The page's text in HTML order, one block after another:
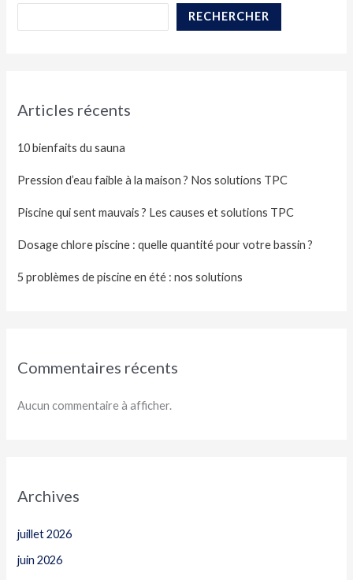
RECHERCHER
Articles récents
10 bienfaits du sauna
Pression d’eau faible à la maison ? Nos solutions TPC
Piscine qui sent mauvais ? Les causes et solutions TPC
Dosage chlore piscine : quelle quantité pour votre bassin ?
5 problèmes de piscine en été : nos solutions
Commentaires récents
Aucun commentaire à afficher.
Archives
juillet 2026
juin 2026